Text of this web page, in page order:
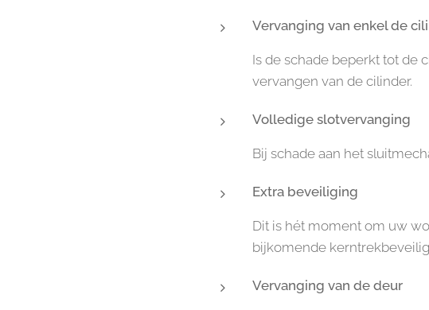
Vervanging van enkel de
Is de schade beperkt tot de
vervangen van de cilinder.
Volledige slotvervanging
Bij schade aan het
Extra beveiliging
Dit is hét moment om uw
bijkomende
Vervanging van de deur